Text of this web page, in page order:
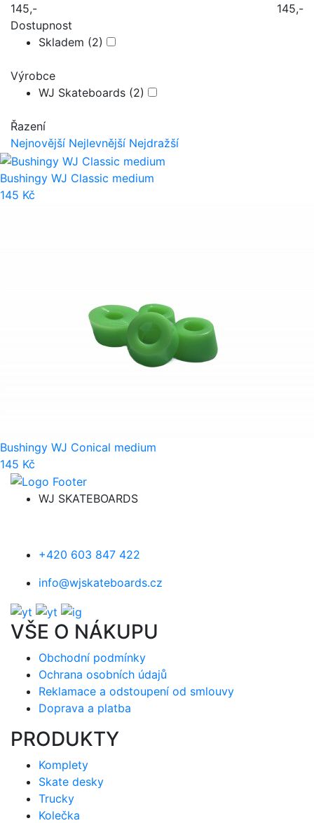
145,-
145,-
Dostupnost
Skladem (2)
Výrobce
WJ Skateboards (2)
Řazení
Nejnovější Nejlevnější Nejdražší
Bushingy WJ Classic medium
145 Kč
Bushingy WJ Conical medium
145 Kč
WJ SKATEBOARDS
+420 603 847 422
info@wjskateboards.cz
VŠE O NÁKUPU
Obchodní podmínky
Ochrana osobních údajů
Reklamace a odstoupení od smlouvy
Doprava a platba
PRODUKTY
Komplety
Skate desky
Trucky
Kolečka